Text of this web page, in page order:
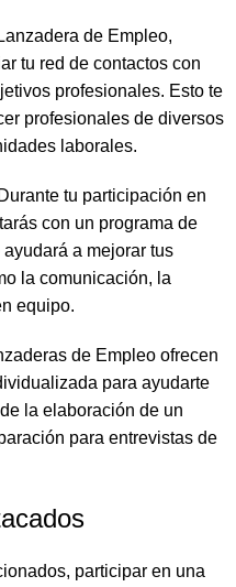
de Empleo,
tu red de contactos con
profesionales. Esto te
profesionales de diversos
laborales.
Durante tu participación en
con un programa de
a mejorar tus
la comunicación, la
equipo.
de Empleo ofrecen
para ayudarte
la elaboración de un
para entrevistas de
participar en una